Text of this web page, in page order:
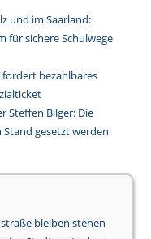
und im Saarland:
für sichere Schulwege
bezahlbares
Steffen Bilger: Die
gesetzt werden
bleiben stehen